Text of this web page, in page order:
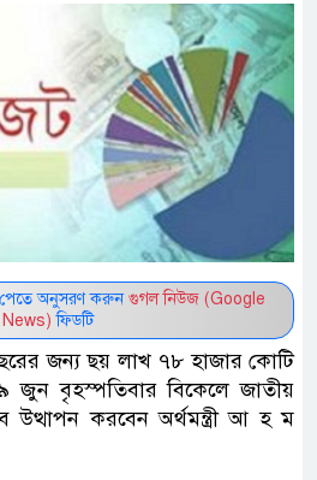
পেতে অনুসরণ করুন গুগল নিউজ (Google
News) ফিডটি
জন্য ছয় লাখ ৭৮ হাজার কোটি
জুন বৃহস্পতিবার বিকেলে জাতীয়
উত্থাপন করবেন অর্থমন্ত্রী আ হ ম